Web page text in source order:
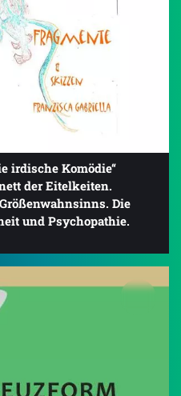
irdische Komödie“
der Eitelkeiten.
Die
und Psychopathie.